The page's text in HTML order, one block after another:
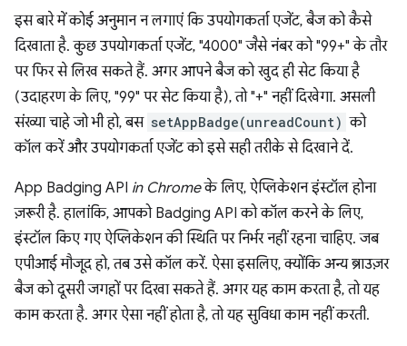
इस बारे में कोई अनुमान न लगाएं कि उपयोगकर्ता एजेंट, बैज को कैसे
दिखाता है. कुछ उपयोगकर्ता एजेंट, "4000" जैसे नंबर को "99+" के तौर
पर फिर से लिख सकते हैं. अगर आपने बैज को खुद ही सेट किया है
(उदाहरण के लिए, "99" पर सेट किया है), तो "+" नहीं दिखेगा. असली
संख्या चाहे जो भी हो, बस setAppBadge(unreadCount) को
कॉल करें और उपयोगकर्ता एजेंट को इसे सही तरीके से दिखाने दें.
App Badging API in Chromeके लिए, ऐप्लिकेशन इंस्टॉल होना
ज़रूरी है. हालांकि, आपको Badging API को कॉल करने के लिए,
इंस्टॉल किए गए ऐप्लिकेशन की स्थिति पर निर्भर नहीं रहना चाहिए. जब
एपीआई मौजूद हो, तब उसे कॉल करें. ऐसा इसलिए, क्योंकि अन्य ब्राउज़र
बैज को दूसरी जगहों पर दिखा सकते हैं. अगर यह काम करता है, तो यह
काम करता है. अगर ऐसा नहीं होता है, तो यह सुविधा काम नहीं करती.